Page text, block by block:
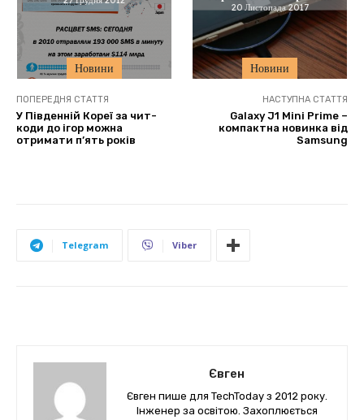
Новини Новини
20 Листопада 2017
ПОПЕРЕДНЯ СТАТТЯ
У Південній Кореї за чит-
коди до ігор можна
отримати п’ять років
НАСТУПНА СТАТТЯ
Galaxy J1 Mini Prime –
компактна новинка від
Samsung
Telegram Viber
Євген
Євген пише для TechToday з 2012 року.
Інженер за освітою. Захоплюється